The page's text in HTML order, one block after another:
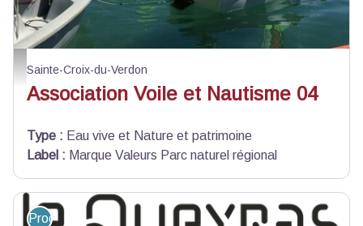
AVN04 - OT Digne les Bains
Sainte-Croix-du-Verdon
Association Voile et Nautisme 04
Type : Eau vive et Nature et patrimoine
Label : Marque Valeurs Parc naturel régional
Produit du terroir et artisanat